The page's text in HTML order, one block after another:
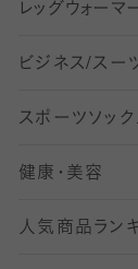
アンクル・
クルーソッ
ハイソック
オーバーニ
41〜60デ
61〜80デ
81 〜110デ
111〜210
211デニー
無地レギン
レギンスパ
マタニティ
5 分丈
6 分丈レギ
伝線しにく
ショートス
結婚式用ス
美脚ストッ
オールスル
レッ グ ウォー マ
ビジネス/スー
匠シリーズ
フレッシャ
冠婚葬祭向
スポーツソック
ランニング
ゴルフソッ
健康・美容
インナーソ
人気商品ラン